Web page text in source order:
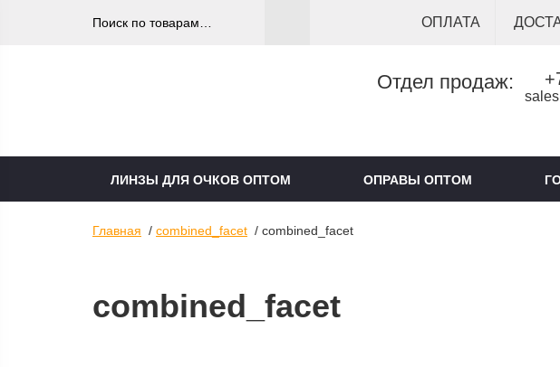
ОПЛАТА
Отдел продаж:
ЛИНЗЫ ДЛЯ ОЧКОВ ОПТОМ ОПРАВЫ ОПТОМ
Главная / combined_facet / combined_facet
combined_facet